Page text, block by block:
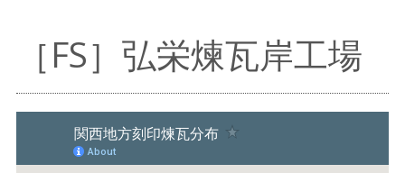
［FS］弘栄煉瓦岸工場